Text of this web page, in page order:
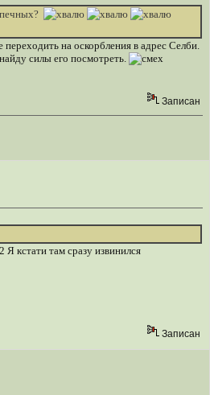
на оскорбления в адрес Селби.
силы его посмотреть.
Записан
Я кстати там сразу извинился
Записан